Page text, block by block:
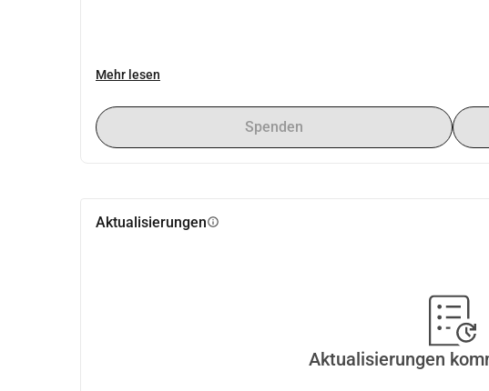
Mehr lesen
Spenden
Aktualisierungeninfo
Aktualisierungen